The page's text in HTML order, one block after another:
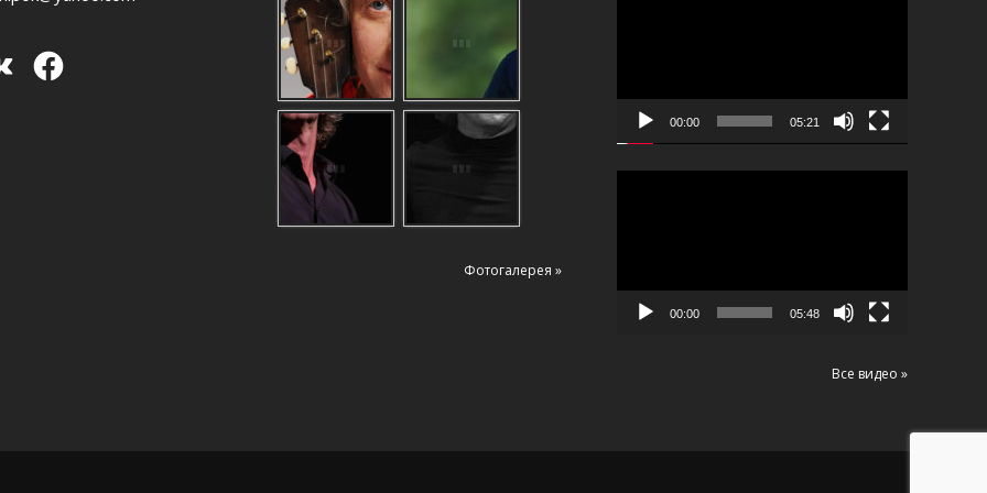
Facebook
Фотогалерея »
00:00 05:21
00:00 05:48
Все видео »